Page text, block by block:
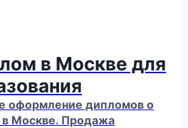
в Москве для
оформление дипломов о
Москве. Продажа